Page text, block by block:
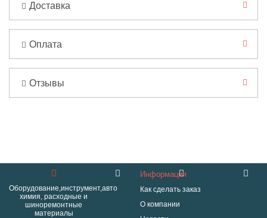
Доставка
Оплата
Отзывы
Оборудование,инструмент,авто
химия, расходные и
шиноремонтные
материалы
Информация
Как сделать заказ
О компании